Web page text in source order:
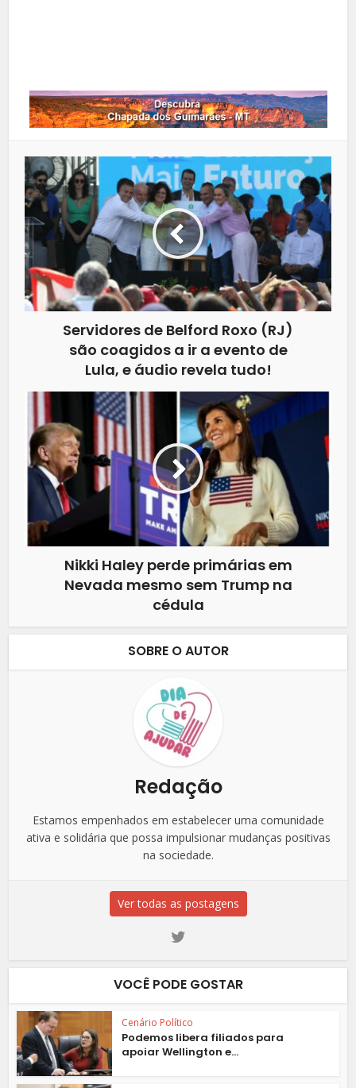
Servidores de Belford Roxo (RJ)
são coagidos a ir a evento de
Lula, e áudio revela tudo!
Nikki Haley perde primárias em
Nevada mesmo sem Trump na
cédula
SOBRE O AUTOR
Redação
Estamos empenhados em estabelecer uma comunidade
ativa e solidária que possa impulsionar mudanças positivas
na sociedade.
Ver todas as postagens
VOCÊ PODE GOSTAR
Cenário Político
Podemos libera filiados para
apoiar Wellington e...